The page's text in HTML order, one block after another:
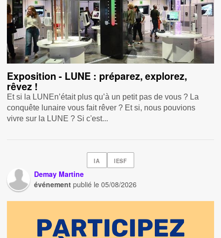
Exposition - LUNE : préparez, explorez,
rêvez !
Et si la LUNEn’était plus qu’à un petit pas de vous ? La
conquête lunaire vous fait rêver ? Et si, nous pouvions
vivre sur la LUNE ? Si c'est...
IA IESF
Demay Martine
événement publié le05/08/2026